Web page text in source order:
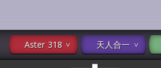
Aster 318 天人合一